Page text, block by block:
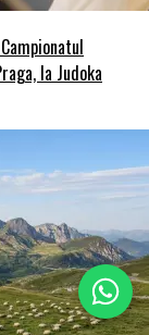
la Judoka